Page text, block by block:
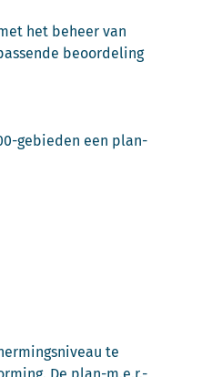
het beheer van
beoordeling
gebieden een plan-
te